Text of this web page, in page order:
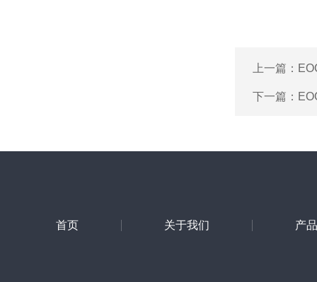
上一篇：
下一篇：
首页 关于我们 产